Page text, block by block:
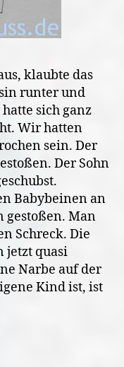
klaubte das
runter und
sich ganz
Wir hatten
sein. Der
Der Sohn
Babybeinen an
gestoßen. Man
Schreck. Die
jetzt quasi
Narbe auf der
Kind ist, ist